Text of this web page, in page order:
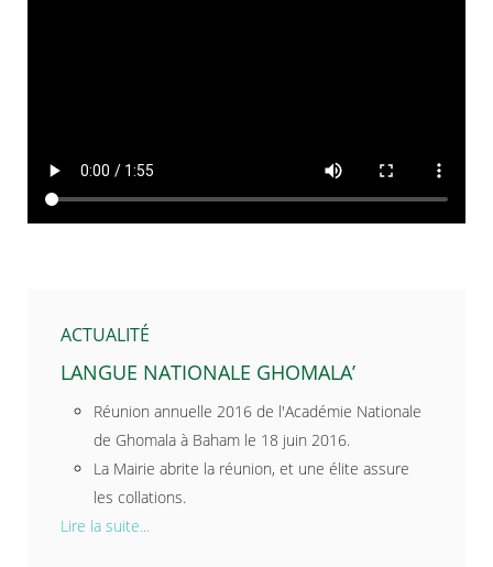
ACTUALITÉ
LANGUE NATIONALE GHOMALA’
Réunion annuelle 2016 de l'Académie Nationale
de Ghomala à Baham le 18 juin 2016.
La Mairie abrite la réunion, et une élite assure
les collations.
Lire la suite...